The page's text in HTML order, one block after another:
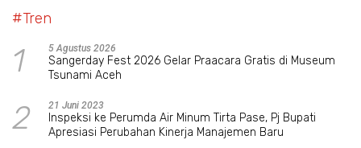
#Tren
1 5 Agustus 2026
Sangerday Fest 2026 Gelar Praacara Gratis di Museum
Tsunami Aceh
2 21 Juni 2023
Inspeksi ke Perumda Air Minum Tirta Pase, Pj Bupati
Apresiasi Perubahan Kinerja Manajemen Baru